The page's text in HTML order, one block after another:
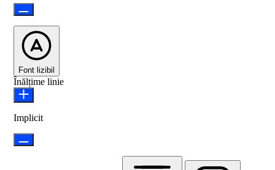
Font lizibil
Înălțime linie
Implicit